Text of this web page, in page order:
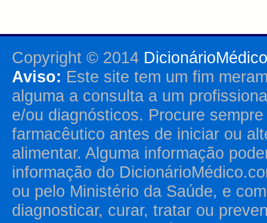
Copyright © 2014
Aviso: Este site tem um fim
alguma a consulta a um
e/ou diagnósticos. Procure
farmacêutico antes de iniciar ou
alimentar. Alguma informação
informação do
ou pelo Ministério da Saúde, e
diagnosticar, curar, tratar ou